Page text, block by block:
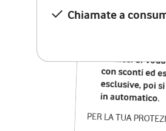
Chiamate a
nazionali
12 mesi di
con sconti ed
esclusive, poi
in automatico.
PER LA TUA